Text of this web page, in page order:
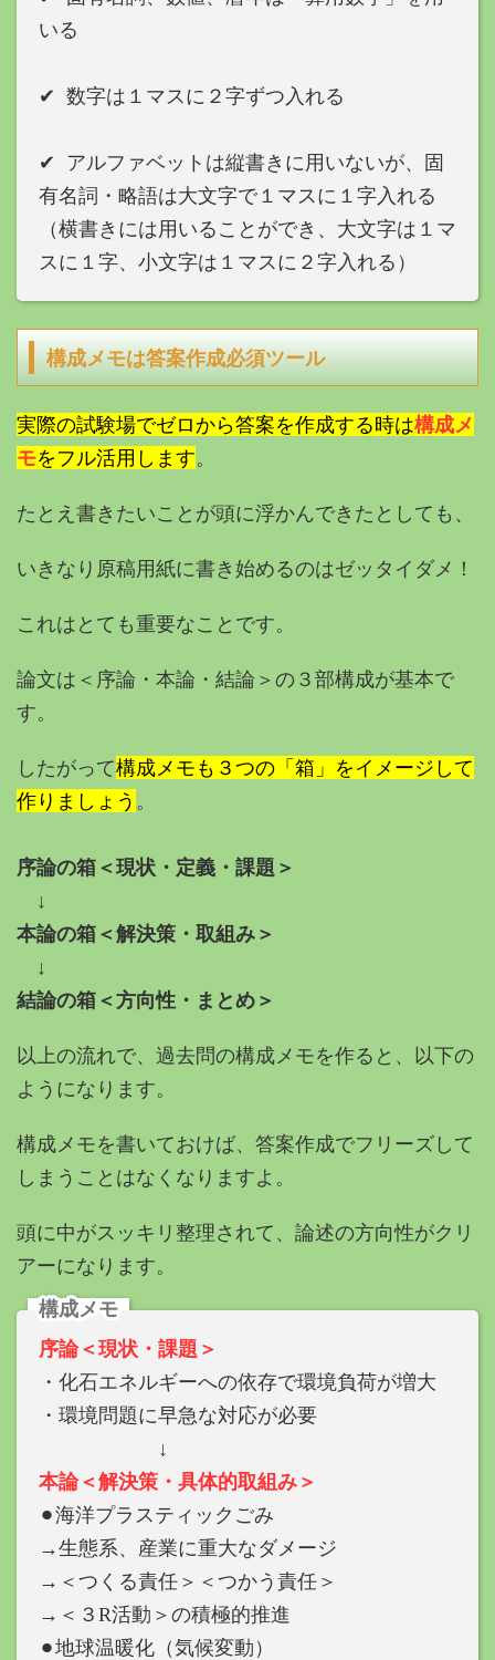
いる
✔︎ 数字は１マスに２字ずつ入れる
✔︎ アルファベットは縦書きに用いないが、固
有名詞・略語は大文字で１マスに１字入れる
（横書きには用いることができ、大文字は１マ
スに１字、小文字は１マスに２字入れる）
構成メモは答案作成必須ツール
実際の試験場でゼロから答案を作成する時は構成メ
モをフル活用します。
たとえ書きたいことが頭に浮かんできたとしても、
いきなり原稿用紙に書き始めるのはゼッタイダメ！
これはとても重要なことです。
論文は＜ 序論・本論・結論＞の３部構成が基本で
す。
したがって構成メモも３つの「箱」をイメージして
作りましょう 。
序論の箱＜現状・定義・課題＞
↓
本論の箱＜解決策・取組み＞
↓
結論の箱＜方向性・まとめ＞
以上の流れで、過去問の構成メモを作ると、以下の
ようになります。
構成メモを書いておけば、答案作成でフリーズして
しまうことはなくなりますよ。
頭に中がスッキリ整理されて、論述の方向性がクリ
アーになります。
構成メモ
序論＜現状・課題＞
・化石エネルギーへの依存で環境負荷が増大
・環境問題に早急な対応が必要
↓
本論＜解決策・具体的取組み＞
⚫︎海洋プラスティックごみ
→生態系、産業に重大なダメージ
→＜つくる責任＞＜つかう責任＞
→＜３R活動＞の積極的推進
⚫︎地球温暖化（気候変動）